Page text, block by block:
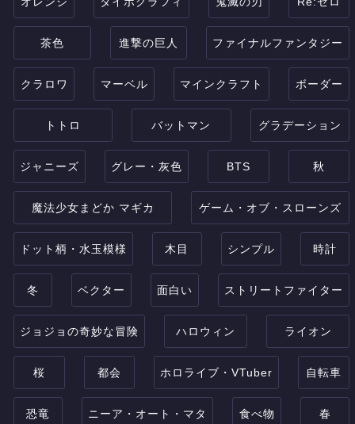
茶色 進撃の巨人 ファイナルファンタジー
クラロワ マーベル マインクラフト ボーダー
トトロ バットマン グラデーション
ジャニーズ グレー・灰色 BTS 秋
魔法少女まどか マギカ ゲーム・オブ・スローンズ
ドット柄・水玉模様 木目 シンプル 時計
冬 ベクター 面白い ストリートファイター
ジョジョの奇妙な冒険 ハロウィン ライオン
桜 都会 ホロライブ・VTuber 自転車
恐竜 ニーア・オート・マタ 食べ物 春